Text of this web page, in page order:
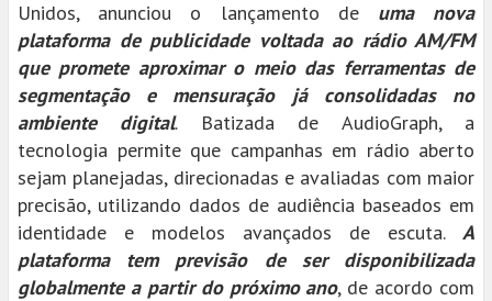
Unidos, anunciou o lançamento de uma nova
plataforma de publicidade voltada ao rádio AM/FM
que promete aproximar o meio das ferramentas de
segmentação e mensuração já consolidadas no
ambiente digital. Batizada de AudioGraph, a
tecnologia permite que campanhas em rádio aberto
sejam planejadas, direcionadas e avaliadas com maior
precisão, utilizando dados de audiência baseados em
identidade e modelos avançados de escuta. A
plataforma tem previsão de ser disponibilizada
globalmente a partir do próximo ano, de acordo com